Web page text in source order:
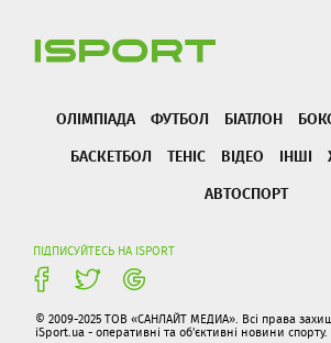
ОЛІМПІАДА ФУТБОЛ БІАТЛОН
БАСКЕТБОЛ
ТЕНІС ВІДЕО ІНШІ
АВТОСПОРТ
ПІДПИСУЙТЕСЬ НА ISPORT
© 2009-2025 ТОВ «САНЛАЙТ МЕДИА». Всі права
iSport.ua - оперативні та об'єктивні новини спорту.